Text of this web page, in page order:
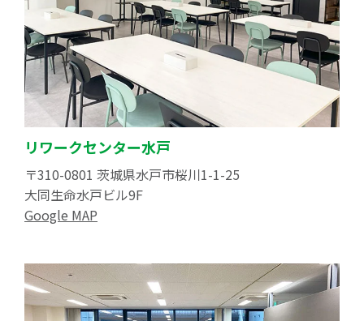
リワークセンター水戸
〒310-0801 茨城県水戸市桜川1-1-25
大同生命水戸ビル9F
Google MAP